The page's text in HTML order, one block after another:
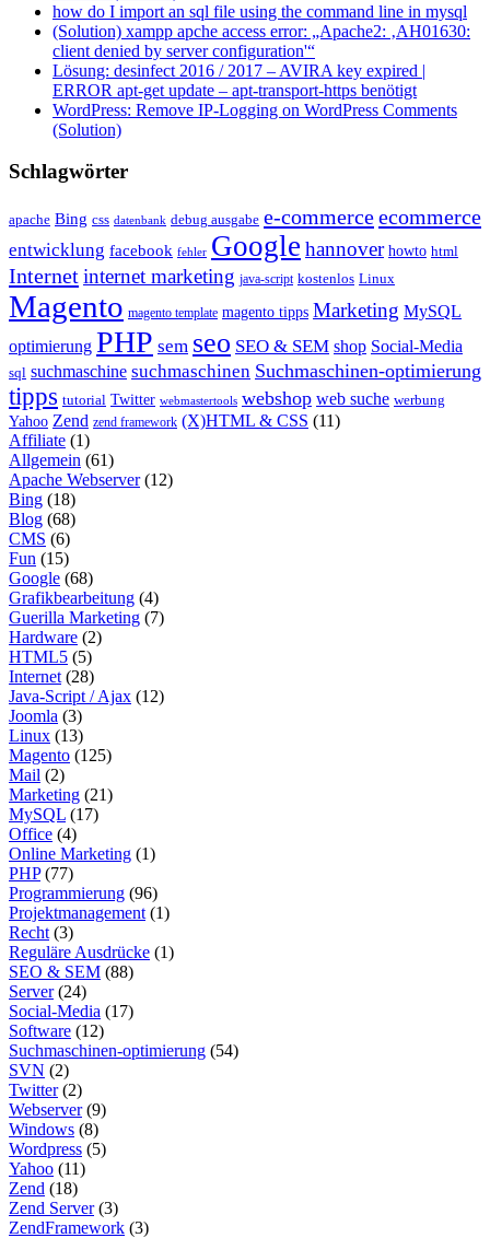
how do I import an sql file using the command line in mysql
(Solution) xampp apche access error: „Apache2: ‚AH01630:
client denied by server configuration'“
Lösung: desinfect 2016 / 2017 – AVIRA key expired |
ERROR apt-get update – apt-transport-https benötigt
WordPress: Remove IP-Logging on WordPress Comments
(Solution)
Schlagwörter
apache Bing css datenbank debug ausgabe e-commerceecommerce
entwicklung facebook fehler Google hannover howto html
Internetinternet marketing java-script kostenlos Linux
Magento magento template magento tipps Marketing MySQL
optimierung PHP sem seo SEO & SEM shop Social-Media
sql suchmaschine suchmaschinen Suchmaschinen-optimierung
tipps tutorial Twitter webmastertools webshop web suche werbung
Yahoo Zend zend framework (X)HTML & CSS (11)
Affiliate (1)
Allgemein (61)
Apache Webserver(12)
Bing (18)
Blog (68)
CMS (6)
Fun (15)
Google (68)
Grafikbearbeitung (4)
Guerilla Marketing (7)
Hardware (2)
HTML5 (5)
Internet (28)
Java-Script / Ajax (12)
Joomla (3)
Linux (13)
Magento (125)
Mail (2)
Marketing (21)
MySQL (17)
Office (4)
Online Marketing (1)
PHP(77)
Programmierung (96)
Projektmanagement (1)
Recht (3)
Reguläre Ausdrücke (1)
SEO & SEM (88)
Server(24)
Social-Media (17)
Software (12)
Suchmaschinen-optimierung (54)
SVN (2)
Twitter(2)
Webserver(9)
Windows (8)
Wordpress (5)
Yahoo (11)
Zend (18)
Zend Server(3)
ZendFramework (3)